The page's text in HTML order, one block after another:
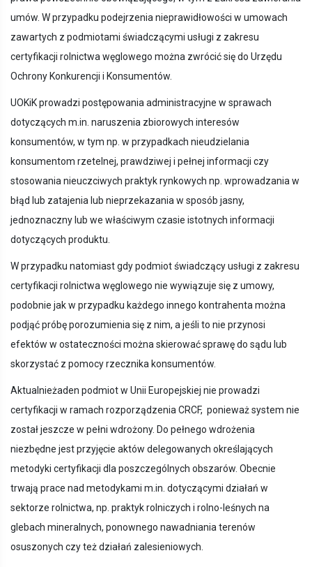
umów. W przypadku podejrzenia nieprawidłowości w umowach
zawartych z podmiotami świadczącymi usługi z zakresu
certyfikacji rolnictwa węglowego można zwrócić się do Urzędu
Ochrony Konkurencji i Konsumentów.
UOKiK prowadzi postępowania administracyjne w sprawach
dotyczących m.in. naruszenia zbiorowych interesów
konsumentów, w tym np. w przypadkach nieudzielania
konsumentom rzetelnej, prawdziwej i pełnej informacji czy
stosowania nieuczciwych praktyk rynkowych np. wprowadzania w
błąd lub zatajenia lub nieprzekazania w sposób jasny,
jednoznaczny lub we właściwym czasie istotnych informacji
dotyczących produktu.
W przypadku natomiast gdy podmiot świadczący usługi z zakresu
certyfikacji rolnictwa węglowego nie wywiązuje się z umowy,
podobnie jak w przypadku każdego innego kontrahenta można
podjąć próbę porozumienia się z nim, a jeśli to nie przynosi
efektów w ostateczności można skierować sprawę do sądu lub
skorzystać z pomocy rzecznika konsumentów.
Aktualnieżaden podmiot w Unii Europejskiej nie prowadzi
certyfikacji w ramach rozporządzenia CRCF, ponieważ system nie
został jeszcze w pełni wdrożony. Do pełnego wdrożenia
niezbędne jest przyjęcie aktów delegowanych określających
metodyki certyfikacji dla poszczególnych obszarów. Obecnie
trwają prace nad metodykami m.in. dotyczącymi działań w
sektorze rolnictwa, np. praktyk rolniczych i rolno-leśnych na
glebach mineralnych, ponownego nawadniania terenów
osuszonych czy też działań zalesieniowych.